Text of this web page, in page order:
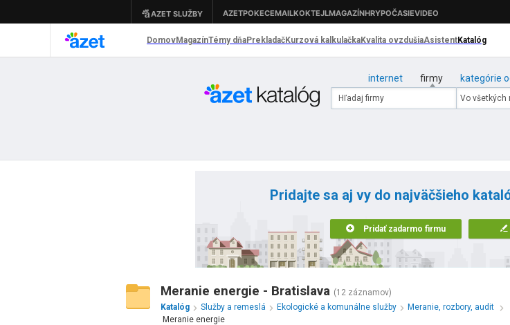
internet firmy kategórie
Pridajte sa aj vy do najväčšieho
Pridať zadarmo firmu
Meranie energie - Bratislava (12 záznamov)
Katalóg
Služby a remeslá Ekologické a komunálne služby
Meranie, rozbory, audit
Meranie energie